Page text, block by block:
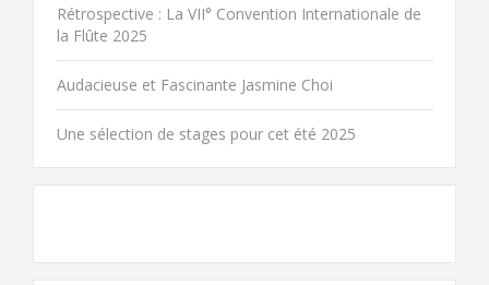
Rétrospective : La VII° Convention Internationale de
la Flûte 2025
Audacieuse et Fascinante Jasmine Choi
Une sélection de stages pour cet été 2025